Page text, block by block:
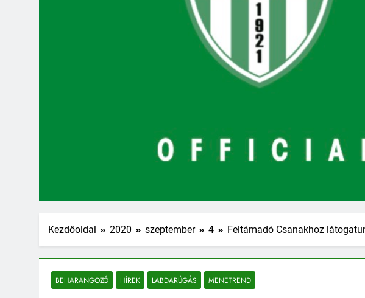
Kezdőoldal 2020 szeptember 4 Feltámadó Csanakhoz
BEHARANGOZÓ HÍREK LABDARÚGÁS MENETREND